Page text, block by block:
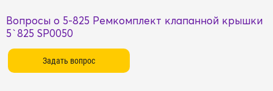
Вопросы о 5-825 Ремкомплект клапанной крышки
5`825 SP0050